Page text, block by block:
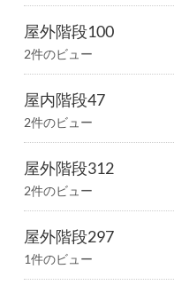
屋外階段100
2件のビュー
屋内階段47
2件のビュー
屋外階段312
2件のビュー
屋外階段297
1件のビュー